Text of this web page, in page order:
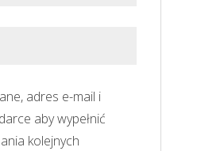
adres e-mail i
aby wypełnić
kolejnych